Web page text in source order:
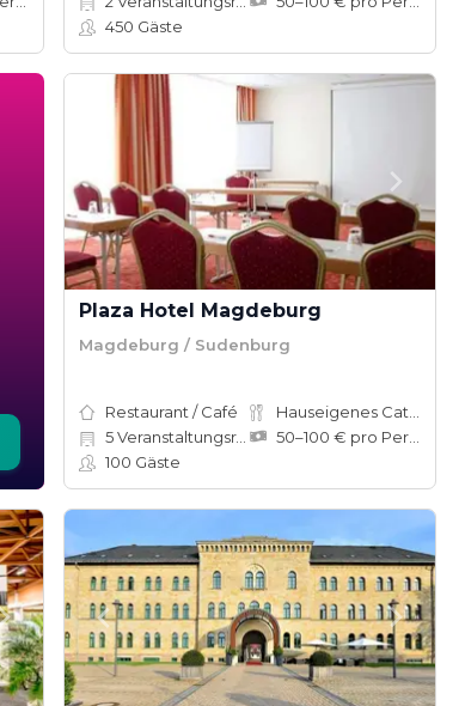
450 Gäste
Plaza Hotel Magdeburg
Magdeburg / Sudenburg
Restaurant / Café
5Veranstaltungsräume
100 Gäste